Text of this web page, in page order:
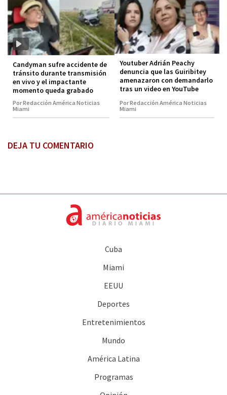
Candyman sufre accidente de
tránsito durante transmisión
en vivo y el impactante
momento queda grabado
Por Redacción América Noticias
Miami
Youtuber Adrián Peachy
denuncia que las Guiribitey
amenazaron con demandarlo
tras un video en YouTube
Por Redacción América Noticias
Miami
DEJA TU COMENTARIO
Cuba
Miami
EEUU
Deportes
Entretenimientos
Mundo
América Latina
Programas